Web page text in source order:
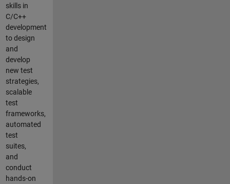
skills in
C/C++
development
to design
and
develop
new test
strategies,
scalable
test
frameworks,
automated
test
suites,
and
conduct
hands-on